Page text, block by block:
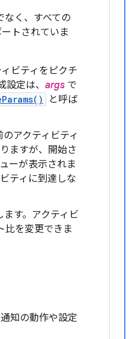
なく、すべての
トされていま
ビティをピクチ
定は、 args で
と呼ば
アクティビティ
ますが、開始さ
ーが表示されま
ティに到達しな
す。アクティビ
比を変更できま
知の動作や設定